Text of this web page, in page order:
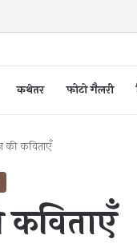
कथेतर फोटो गैलरी
की कविताएँ